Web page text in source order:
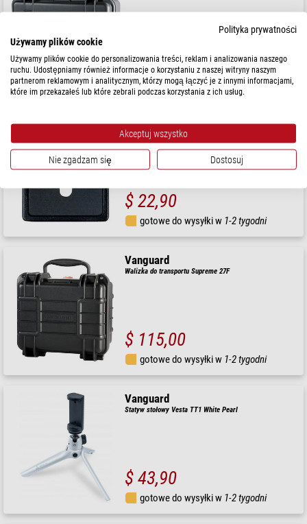
$ 184,00
gotowe do wysyłki w1-2 tygodni
Vanguard
QS-39
$ 22,90
gotowe do wysyłki w 1-2 tygodni
Vanguard
Walizka do transportu Supreme 27F
$ 115,00
gotowe do wysyłki w 1-2 tygodni
Vanguard
Statyw stołowy Vesta TT1 White Pearl
$ 43,90
gotowe do wysyłki w 1-2 tygodni
Polityka prywatności
Używamy plików cookie
Używamy plików cookie do personalizowania treści, reklam i analizowania naszego
ruchu. Udostępniamy również informacje o korzystaniu z naszej witryny naszym
partnerom reklamowym i analitycznym, którzy mogą łączyć je z innymi informacjami,
które im przekazałeś lub które zebrali podczas korzystania z ich usług.
Akceptuj wszystko
Nie zgadzam się Dostosuj